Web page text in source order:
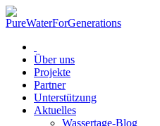
Über uns
Projekte
Partner
Unterstützung
Aktuelles
Wassertage-Blog